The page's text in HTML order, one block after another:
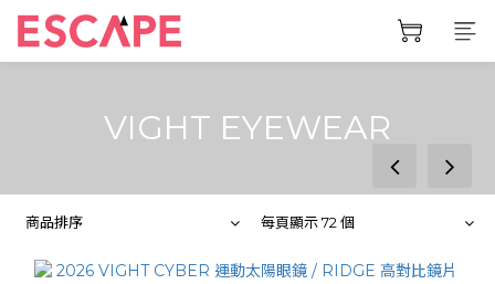
prev next
VIGHT EYEWEAR
商品排序 每頁顯示 72 個